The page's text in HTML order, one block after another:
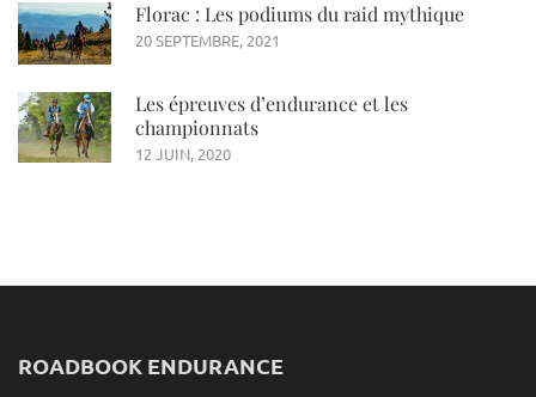
Florac : Les podiums du raid mythique
20 SEPTEMBRE, 2021
Les épreuves d’endurance et les
championnats
12 JUIN, 2020
ROADBOOK ENDURANCE